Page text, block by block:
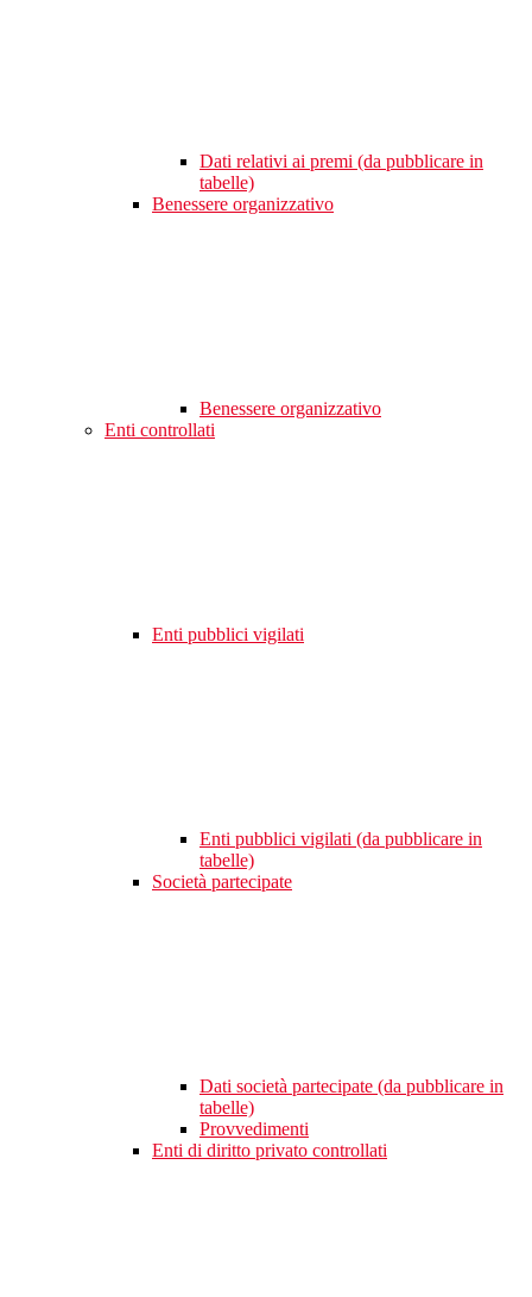
Dati relativi ai premi (da pubblicare in
tabelle)
Benessere organizzativo
Benessere organizzativo
Enti controllati
Enti pubblici vigilati
Enti pubblici vigilati (da pubblicare in
tabelle)
Società partecipate
Dati società partecipate (da pubblicare in
tabelle)
Provvedimenti
Enti di diritto privato controllati